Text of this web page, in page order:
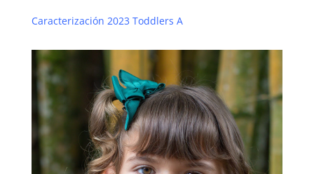
Caracterización 2023 Toddlers A